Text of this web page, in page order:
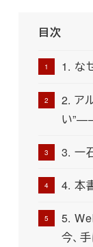
目次
1. な
2. ア
い
3. 一
4. 本
5.
今、